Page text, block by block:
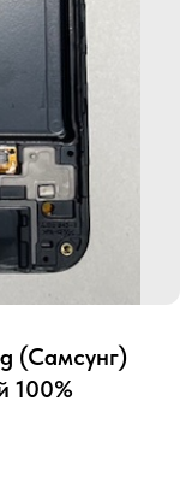
(Самсунг)
100%